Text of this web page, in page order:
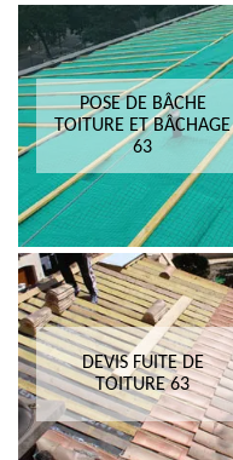
POSE DE BÂCHE
TOITURE ET BÂCHAGE
63
DEVIS FUITE DE
TOITURE 63